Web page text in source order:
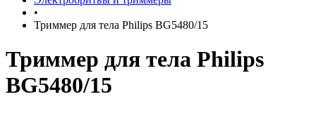
•
Триммер для тела Philips BG5480/15
Триммер для тела Philips
BG5480/15